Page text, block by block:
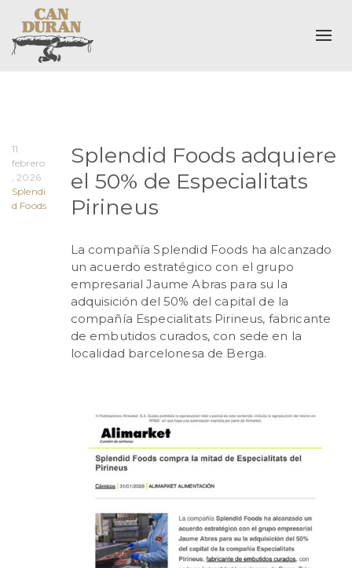
11
febrero
, 2026
Splendi
d Foods
Splendid Foods adquiere
el 50% de Especialitats
Pirineus
La compañía Splendid Foods ha alcanzado
un acuerdo estratégico con el grupo
empresarial Jaume Abras para su la
adquisición del 50% del capital de la
compañía Especialitats Pirineus, fabricante
de embutidos curados, con sede en la
localidad barcelonesa de Berga.